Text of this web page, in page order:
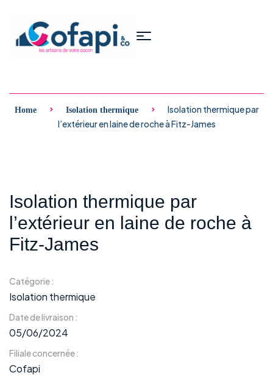
Home Isolation thermique
Isolation thermique par
l’extérieur en laine de roche à Fitz-James
Isolation thermique par
l’extérieur en laine de roche à
Fitz-James
Catégorie :
Isolation thermique
Date de livraison :
05/06/2024
Filiale concernée :
Cofapi